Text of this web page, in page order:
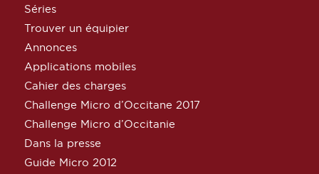
Séries
Trouver un équipier
Annonces
Applications mobiles
Cahier des charges
Challenge Micro d’Occitane 2017
Challenge Micro d’Occitanie
Dans la presse
Guide Micro 2012